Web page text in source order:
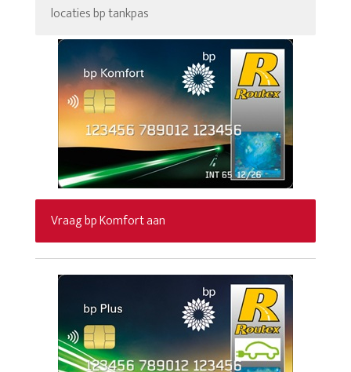
locaties bp tankpas
Vraag bp Komfort aan